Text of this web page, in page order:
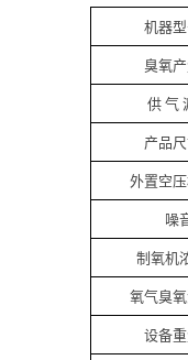
机器型
臭氧产
供 气
产品尺
外置空
噪
制氧机
氧气臭氧
设备重